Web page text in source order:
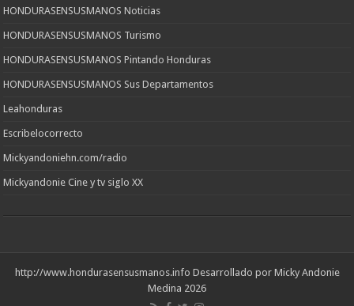
HONDURASENSUSMANOS Noticias
HONDURASENSUSMANOS Turismo
HONDURASENSUSMANOS Pintando Honduras
HONDURASENSUSMANOS Sus Departamentos
Leahonduras
Escribelocorrecto
Mickyandoniehn.com/radio
Mickyandonie Cine y tv siglo XX
http://www.hondurasensusmanos.info Desarrollado por Micky Andonie
Medina 2026